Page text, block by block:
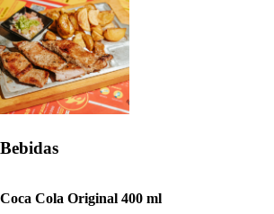
Bebidas
Coca Cola Original 400 ml